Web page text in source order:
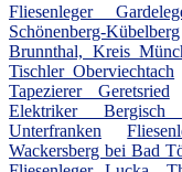
Fliesenleger
Schönenberg-Kübelberg
Brunnthal, Kreis
Tischler Oberviechtach
Tapezierer Geretsried
Elektriker Bergisch
Unterfranken
Wackersberg bei Bad